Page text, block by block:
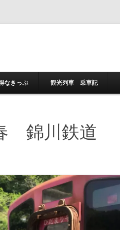
なきっぷ 観光列車 乗車記
錦川鉄道